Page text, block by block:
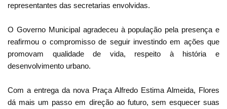
representantes das secretarias envolvidas.
O Governo Municipal agradeceu à população pela presença e
reafirmou o compromisso de seguir investindo em ações que
promovam qualidade de vida, respeito à história e
desenvolvimento urbano.
Com a entrega da nova Praça Alfredo Estima Almeida, Flores
dá mais um passo em direção ao futuro, sem esquecer suas